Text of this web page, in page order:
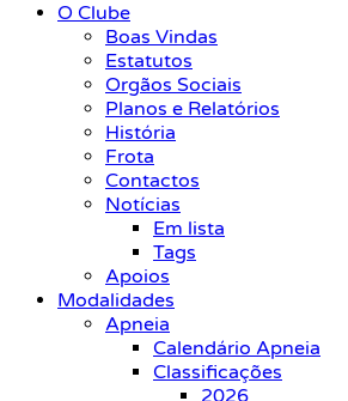
O Clube
Boas Vindas
Estatutos
Orgãos Sociais
Planos e Relatórios
História
Frota
Contactos
Notícias
Em lista
Tags
Apoios
Modalidades
Apneia
Calendário Apneia
Classificações
2026